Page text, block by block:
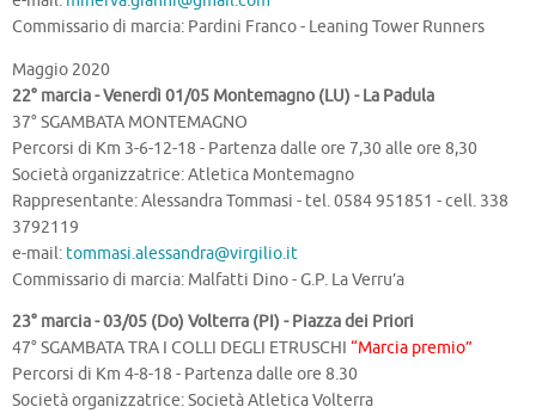
Commissario di marcia: Pardini Franco - Leaning Tower Runners
Maggio 2020
22° marcia - Venerdì 01/05 Montemagno (LU) - La Padula
37° SGAMBATA MONTEMAGNO
Percorsi di Km 3-6-12-18 - Partenza dalle ore 7,30 alle ore 8,30
Società organizzatrice: Atletica Montemagno
Rappresentante: Alessandra Tommasi - tel. 0584 951851 - cell. 338
3792119
e-mail: tommasi.alessandra@virgilio.it
Commissario di marcia: Malfatti Dino - G.P. La Verru’a
23° marcia - 03/05 (Do) Volterra (PI) - Piazza dei Priori
47° SGAMBATA TRA I COLLI DEGLI ETRUSCHI “Marcia premio”
Percorsi di Km 4-8-18 - Partenza dalle ore 8.30
Società organizzatrice: Società Atletica Volterra